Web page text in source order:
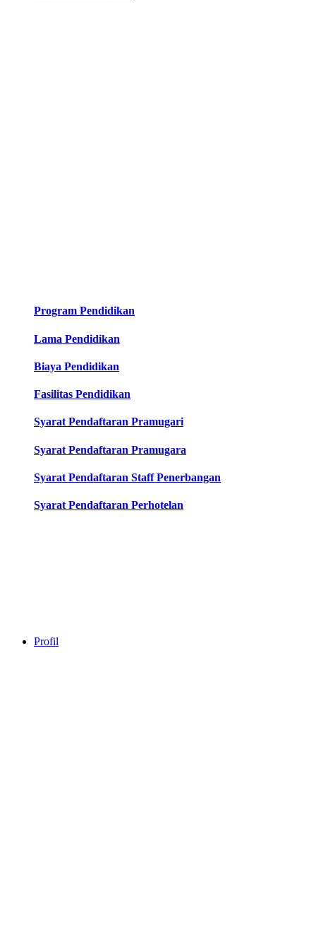
Program Pendidikan
Lama Pendidikan
Biaya Pendidikan
Fasilitas Pendidikan
Syarat Pendaftaran Pramugari
Syarat Pendaftaran Pramugara
Syarat Pendaftaran Staff Penerbangan
Syarat Pendaftaran Perhotelan
Profil